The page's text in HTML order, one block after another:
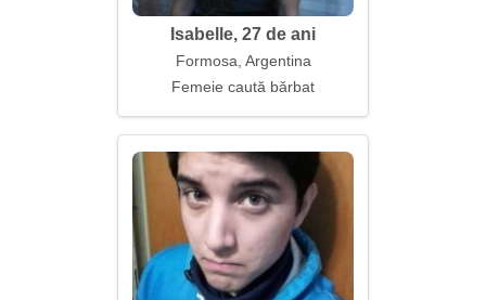
Isabelle, 27 de ani
Formosa, Argentina
Femeie caută bărbat